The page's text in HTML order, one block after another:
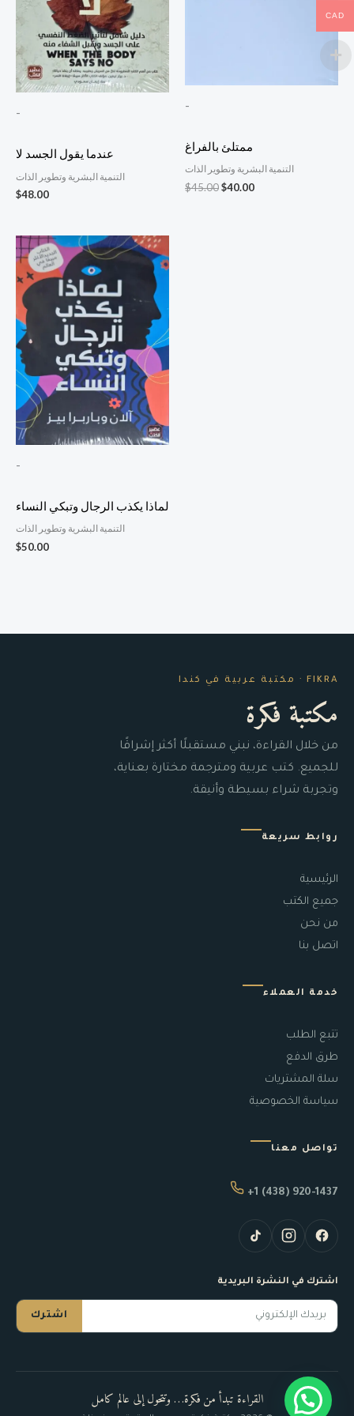
-
عندما يقول الجسد لا
التنمية البشرية وتطوير الذات
$48.00
-
ممتلئ بالفراغ
التنمية البشرية وتطوير الذات
$45.00$40.00
-
لماذا يكذب الرجال وتبكي النساء
التنمية البشرية وتطوير الذات
$50.00
FIKRA · مكتبة عربية في كندا
مكتبة فكرة
من خلال القراءة، نبني مستقبلًا أكثر إشراقًا
للجميع. كتب عربية ومترجمة مختارة بعناية،
وتجربة شراء بسيطة وأنيقة.
روابط سريعة
الرئيسية
جميع الكتب
من نحن
اتصل بنا
خدمة العملاء
تتبع الطلب
طرق الدفع
سلة المشتريات
سياسة الخصوصية
تواصل معنا
+1 (438) 920-1437
اشترك في النشرة البريدية
اشترك
القراءة تبدأ من فكرة… وتتحول إلى عالم كامل
CAD